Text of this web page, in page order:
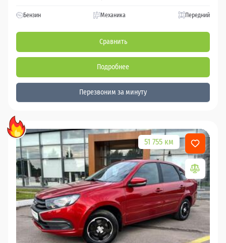
Бензин Механика Передний
Сравнить
Подробнее
Перезвоним за минуту
51 755 км